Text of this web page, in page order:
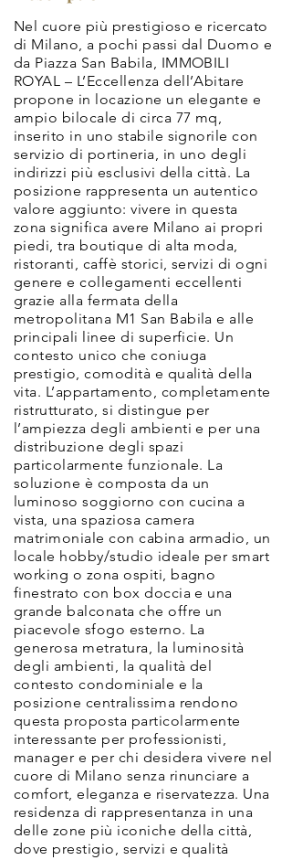
Nel cuore più prestigioso e ricercato
di Milano, a pochi passi dal Duomo e
da Piazza San Babila, IMMOBILI
ROYAL – L’Eccellenza dell’Abitare
propone in locazione un elegante e
ampio bilocale di circa 77 mq,
inserito in uno stabile signorile con
servizio di portineria, in uno degli
indirizzi più esclusivi della città. La
posizione rappresenta un autentico
valore aggiunto: vivere in questa
zona significa avere Milano ai propri
piedi, tra boutique di alta moda,
ristoranti, caffè storici, servizi di ogni
genere e collegamenti eccellenti
grazie alla fermata della
metropolitana M1 San Babila e alle
principali linee di superficie. Un
contesto unico che coniuga
prestigio, comodità e qualità della
vita. L’appartamento, completamente
ristrutturato, si distingue per
l’ampiezza degli ambienti e per una
distribuzione degli spazi
particolarmente funzionale. La
soluzione è composta da un
luminoso soggiorno con cucina a
vista, una spaziosa camera
matrimoniale con cabina armadio, un
locale hobby/studio ideale per smart
working o zona ospiti, bagno
finestrato con box doccia e una
grande balconata che offre un
piacevole sfogo esterno. La
generosa metratura, la luminosità
degli ambienti, la qualità del
contesto condominiale e la
posizione centralissima rendono
questa proposta particolarmente
interessante per professionisti,
manager e per chi desidera vivere nel
cuore di Milano senza rinunciare a
comfort, eleganza e riservatezza. Una
residenza di rappresentanza in una
delle zone più iconiche della città,
dove prestigio, servizi e qualità